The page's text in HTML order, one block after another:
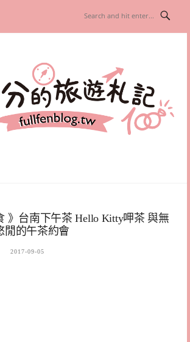
》台南下午茶 Hello Kitty呷茶 與無
閒的午茶約會
2017-09-05